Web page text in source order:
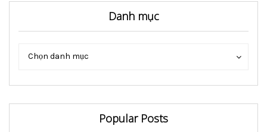
Danh mục
Chọn danh mục
Danh
Popular Posts